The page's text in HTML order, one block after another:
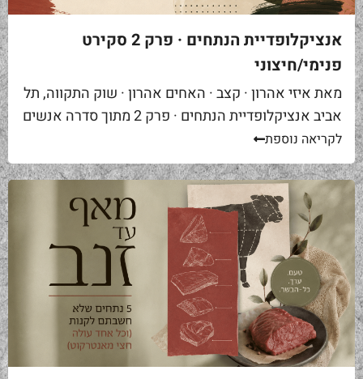
אנציקלופדיית הנתחים · פרק 2 סקירט
פנימי/חיצוני
מאת איזי אהרון · קצב · האחים אהרון · שוק התקווה, תל
אביב אנציקלופדיית הנתחים · פרק 2 מתוך סדרה אנשים
באים אליי בקצביה ומבקשים "סקירט". שאלה ראשונה...
לקריאה נוספת